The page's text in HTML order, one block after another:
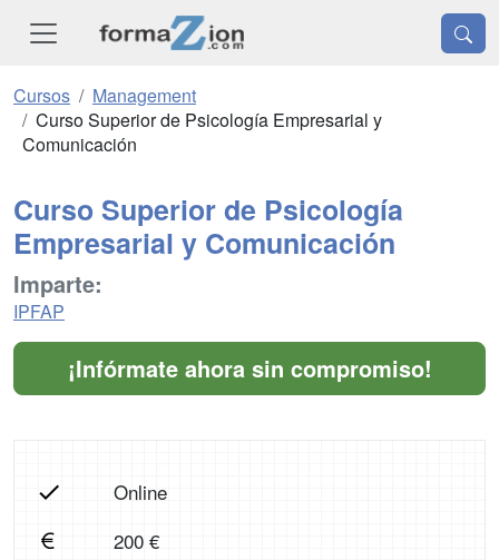
Cursos
Management
Curso Superior de Psicología Empresarial y
Comunicación
Curso Superior de Psicología
Empresarial y Comunicación
Imparte:
IPFAP
¡Infórmate ahora sin compromiso!
Online
200 €